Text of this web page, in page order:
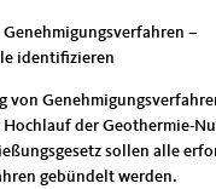
–
identifizieren
von
der Geothermie-
sollen alle
gebündelt werden.